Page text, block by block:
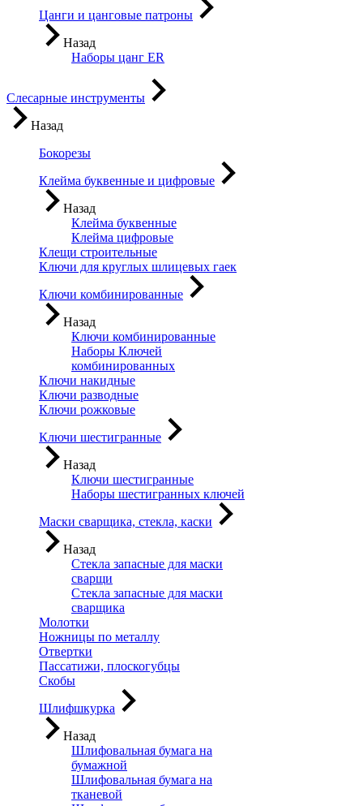
Цанги и цанговые патроны
Назад
Наборы цанг ER
Слесарные инструменты
Назад
Бокорезы
Клейма буквенные и цифровые
Назад
Клейма буквенные
Клейма цифровые
Клещи строительные
Ключи для круглых шлицевых гаек
Ключи комбинированные
Назад
Ключи комбинированные
Наборы Ключей
комбинированных
Ключи накидные
Ключи разводные
Ключи рожковые
Ключи шестигранные
Назад
Ключи шестигранные
Наборы шестигранных ключей
Маски сварщика, стекла, каски
Назад
Стекла запасные для маски
сварщи
Стекла запасные для маски
сварщика
Молотки
Ножницы по металлу
Отвертки
Пассатижи, плоскогубцы
Скобы
Шлифшкурка
Назад
Шлифовальная бумага на
бумажной
Шлифовальная бумага на
тканевой